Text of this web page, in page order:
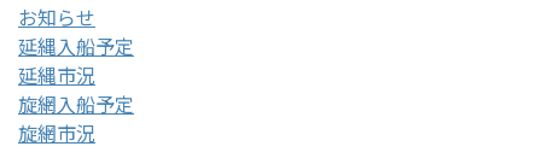
お知らせ
延縄入船予定
延縄市況
旋網入船予定
旋網市況